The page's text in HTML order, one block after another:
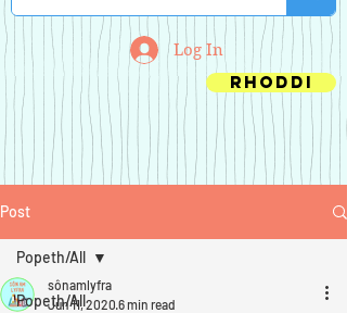
Log In
Rhoddi
Post
Popeth/All
Popeth/All
sônamlyfra
Jun 11, 2020 6 min read